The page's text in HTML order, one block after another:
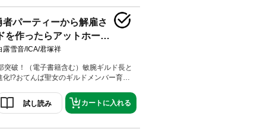
パーティーから解雇さ
を作ったらアットホーム
育ちました。@COMIC 第
突破！（電子書籍含む）敏腕ギルド長と
カライズ第4巻！描き下ろし特別漫画 ＆
による書き下ろしSSをW収録!!聖女シア
試し読み カートに入れる